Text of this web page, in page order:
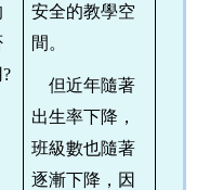
安全的教學空
間。
但近年隨著
出生率下降，
班級數也隨著
逐漸下降，因